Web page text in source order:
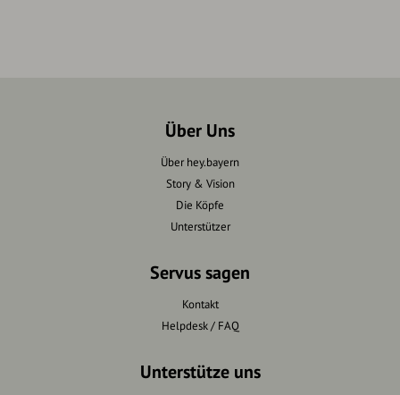
Über Uns
Über hey.bayern
Story & Vision
Die Köpfe
Unterstützer
Servus sagen
Kontakt
Helpdesk / FAQ
Unterstütze uns